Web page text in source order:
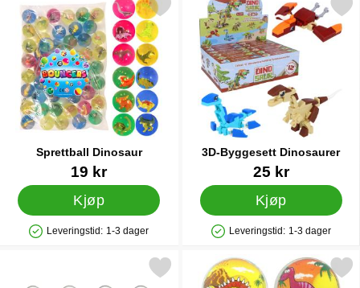
Sprettball Dinosaur
Varenummer 32755
19 kr
Kjøp
Produkttilgjengelighet: På lager
Leveringstid: 1-3 dager
Merk sprettball Dinosaur som favoritt
3D-Byggesett Dinosaurer
Varenummer 89593
25 kr
Kjøp
Produkttilgjengelighet: På lager
Leveringstid: 1-3 dager
Merk 3D-Byggesett
Merk nøkkelring Dinosaur 5 cm som favoritt
Merk sprettball